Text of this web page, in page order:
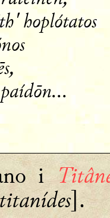
hoplótatos
i
].